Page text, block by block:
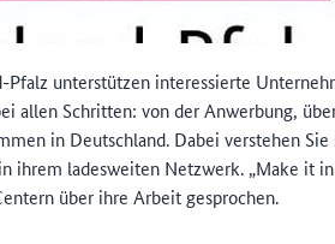
unterstützen interessierte
allen Schritten: von der Anwerbung,
in Deutschland. Dabei verstehen Sie
ihrem ladesweiten Netzwerk. „Make it in
über ihre Arbeit gesprochen.